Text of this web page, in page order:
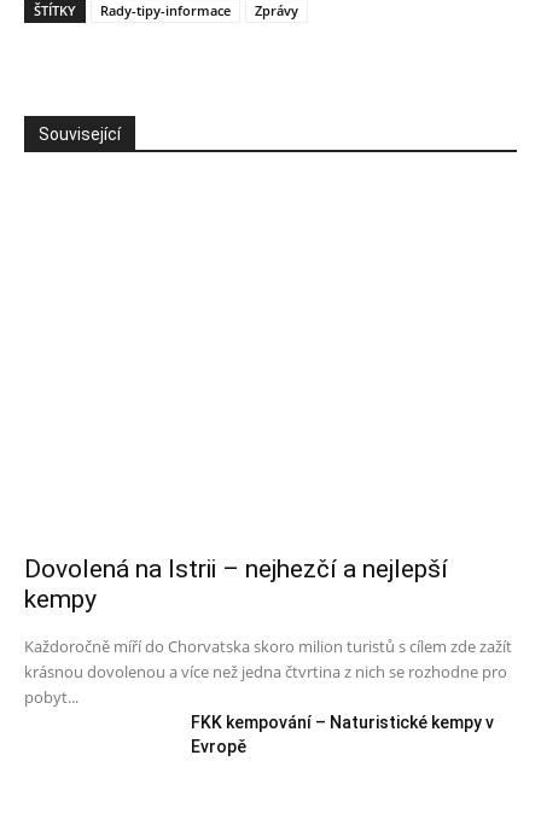
ŠTÍTKY Rady-tipy-informace Zprávy
Související
Dovolená na Istrii – nejhezčí a nejlepší
kempy
Každoročně míří do Chorvatska skoro milion turistů s cílem zde zažít
krásnou dovolenou a více než jedna čtvrtina z nich se rozhodne pro
pobyt...
FKK kempování – Naturistické kempy v
Evropě